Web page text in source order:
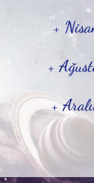
+
+
+